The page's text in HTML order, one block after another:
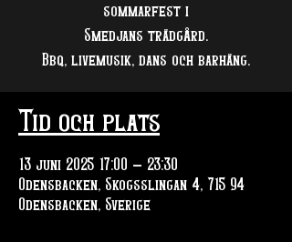
sommarfest i
Smedjans trädgård.
Bbq, livemusik, dans och barhäng.
Tid och plats
13 juni 2025 17:00 – 23:30
Odensbacken, Skogsslingan 4, 715 94
Odensbacken, Sverige